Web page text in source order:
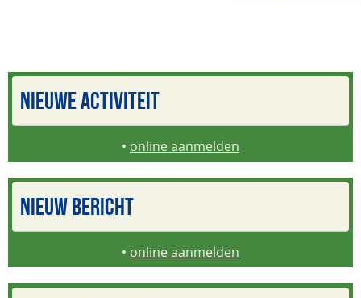
NIEUWE ACTIVITEIT
• online aanmelden
NIEUW BERICHT
• online aanmelden